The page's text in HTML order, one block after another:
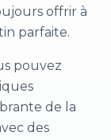
offrir à
parfaite.
pouvez
de la
des